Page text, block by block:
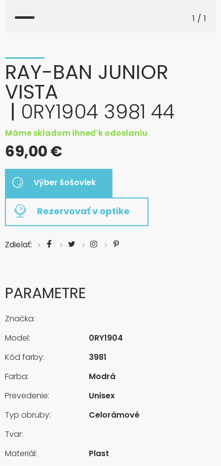
1 / 1
RAY-BAN JUNIOR
VISTA
| 0RY1904 3981 44
Máme skladom ihneď k odoslaniu
69,00 €
Výber šošoviek
Rezervovať v optike
Zdielať:
PARAMETRE
Značka:
Model:
0RY1904
Kód farby:
3981
Farba:
Modrá
Prevedenie:
Unisex
Typ obruby:
Celorámové
Tvar:
Materiál:
Plast